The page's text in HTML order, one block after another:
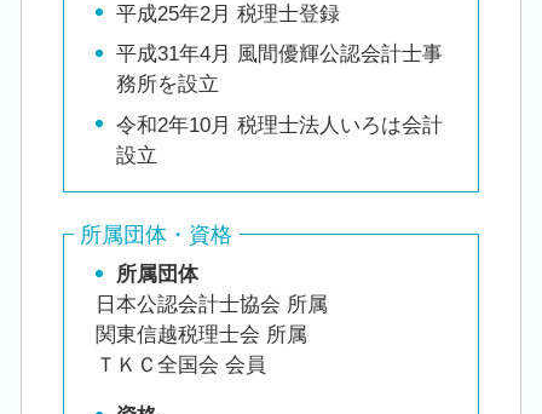
平成25年2月 税理士登録
平成31年4月 風間優輝公認会計士事
務所を設立
令和2年10月 税理士法人いろは会計
設立
所属団体・資格
所属団体
日本公認会計士協会 所属
関東信越税理士会 所属
ＴＫＣ全国会 会員